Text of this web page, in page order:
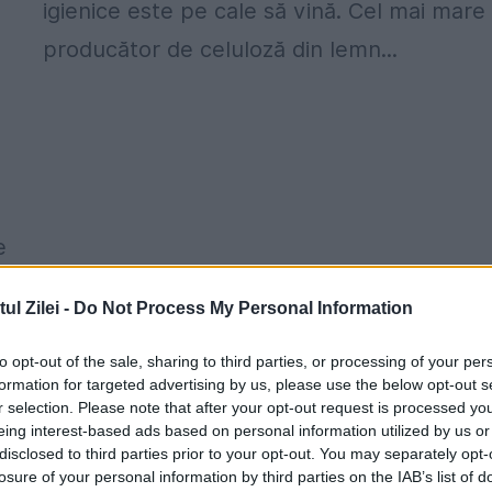
Zilei - Do Not Process My Personal Information
opt-out of the sale, sharing to third parties, or processing of your
for targeted advertising by us, please use the below opt-out
selection. Please note that after your opt-out request is processed
interest-based ads based on personal information utilized by us
to third parties prior to your opt-out. You may separately
of your personal information by third parties on the IAB’s list of
igienice este pe cale să vină. Cel mai mare
producător de celuloză din lemn...